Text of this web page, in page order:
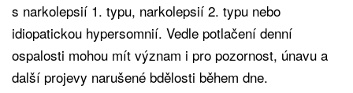
s narkolepsií 1. typu, narkolepsií 2. typu nebo
idiopatickou hypersomnií. Vedle potlačení denní
ospalosti mohou mít význam i pro pozornost, únavu a
další projevy narušené bdělosti během dne.